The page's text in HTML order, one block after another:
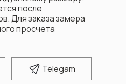
Telegam
после
Для заказа замера
просчета